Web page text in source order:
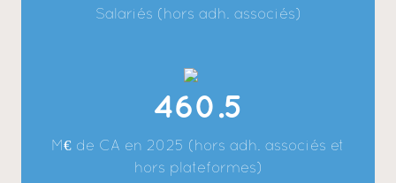
Salariés (hors adh. associés)
460.5
M€ de CA en 2025 (hors adh. associés et
hors plateformes)